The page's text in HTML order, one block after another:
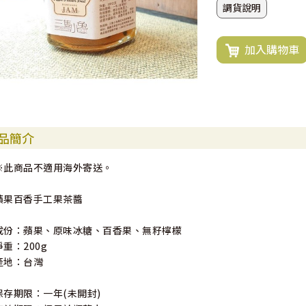
調貨說明
加入購物車
簡介
商品不適用海外寄送。
果百香手工果茶醬
份：蘋果、原味冰糖、百香果、無籽檸檬
重：200g
地：台灣
存期限：一年(未開封)